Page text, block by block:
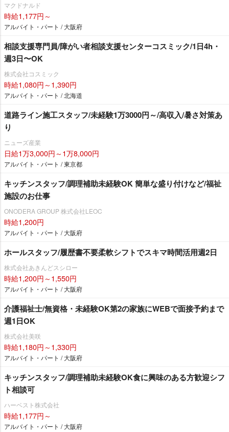
マクドナルド
時給1,177円～
アルバイト・パート / 大阪府
相談支援専門員/障がい者相談支援センターコスミック/1日4h・
週3日〜OK
株式会社コスミック
時給1,080円～1,390円
アルバイト・パート / 北海道
道路ライン施工スタッフ/未経験1万3000円～/高収入/暑さ対策あ
り
ニューズ産業
日給1万3,000円～1万8,000円
アルバイト・パート / 東京都
キッチンスタッフ/調理補助未経験OK 簡単な盛り付けなど/福祉
施設のお仕事
ONODERA GROUP 株式会社LEOC
時給1,200円
アルバイト・パート / 大阪府
ホールスタッフ/履歴書不要柔軟シフトでスキマ時間活用週2日
株式会社あきんどスシロー
時給1,200円～1,550円
アルバイト・パート / 大阪府
介護福祉士/無資格・未経験OK第2の家族にWEBで面接予約まで
週1日OK
株式会社美咲
時給1,180円～1,330円
アルバイト・パート / 大阪府
キッチンスタッフ/調理補助未経験OK食に興味のある方歓迎シフ
ト相談可
ハーベスト株式会社
時給1,177円～
アルバイト・パート / 大阪府